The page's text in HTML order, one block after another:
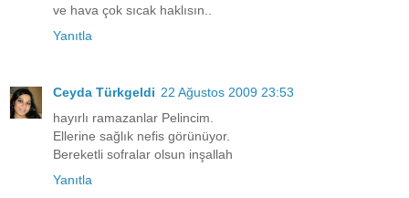
ve hava çok sıcak haklısın..
Yanıtla
Ceyda Türkgeldi 22 Ağustos 2009 23:53
hayırlı ramazanlar Pelincim.
Ellerine sağlık nefis görünüyor.
Bereketli sofralar olsun inşallah
Yanıtla